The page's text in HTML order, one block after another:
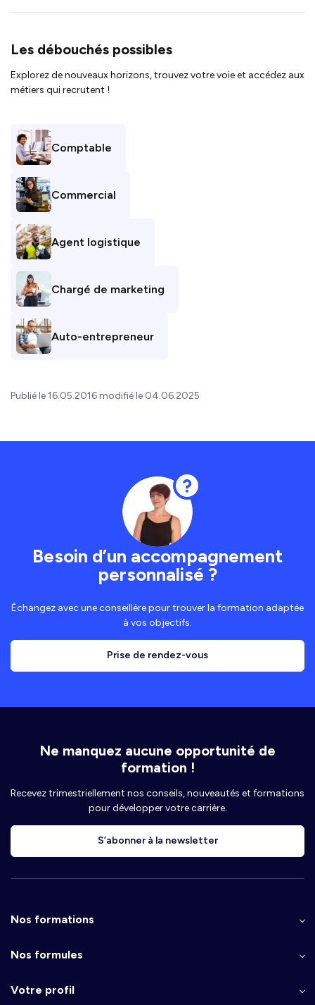
Les débouchés possibles
Explorez de nouveaux horizons, trouvez votre voie et accédez aux
métiers qui recrutent !
Comptable
Commercial
Agent logistique
Chargé de marketing
Auto-entrepreneur
Publié le 16.05.2016 modifié le 04.06.2025
Besoin d’un accompagnement
personnalisé ?
Échangez avec une conseillère pour trouver la formation adaptée
à vos objectifs.
Prise de rendez-vous
Ne manquez aucune opportunité de
formation !
Recevez trimestriellement nos conseils, nouveautés et formations
pour développer votre carrière.
S’abonner à la newsletter
Nos formations
Nos formules
Votre profil